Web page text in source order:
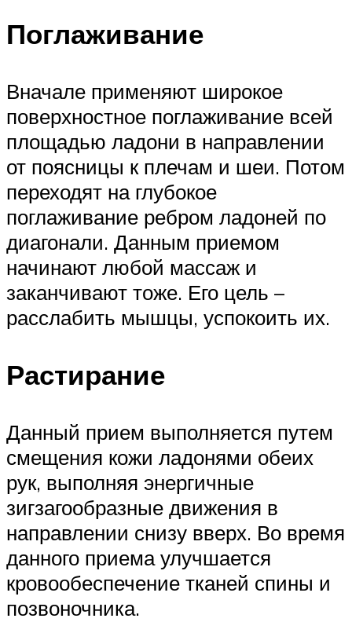
Поглаживание
Вначале применяют широкое
поверхностное поглаживание всей
площадью ладони в направлении
от поясницы к плечам и шеи. Потом
переходят на глубокое
поглаживание ребром ладоней по
диагонали. Данным приемом
начинают любой массаж и
заканчивают тоже. Его цель –
расслабить мышцы, успокоить их.
Растирание
Данный прием выполняется путем
смещения кожи ладонями обеих
рук, выполняя энергичные
зигзагообразные движения в
направлении снизу вверх. Во время
данного приема улучшается
кровообеспечение тканей спины и
позвоночника.